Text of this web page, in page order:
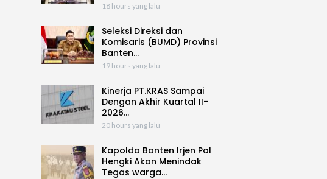
18 hours yang lalu
Seleksi Direksi dan
Komisaris (BUMD) Provinsi
Banten…
19 hours yang lalu
Kinerja PT.KRAS Sampai
Dengan Akhir Kuartal II-
2026…
20 hours yang lalu
Kapolda Banten Irjen Pol
Hengki Akan Menindak
Tegas warga…